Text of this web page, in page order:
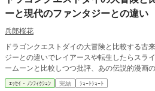
ーと現代のファンタジーとの違い
兵郎桜花
ドラゴンクエストダイの大冒険と比較する古
ジーとの違いでレイアースや転生したらスラ
ームーンと比較しつつ批評、あの伝説的漫画
ｴｯｾｲ・ﾉﾝﾌｨｸｼｮﾝ 完結 ｼｮｰﾄｼｮｰﾄ